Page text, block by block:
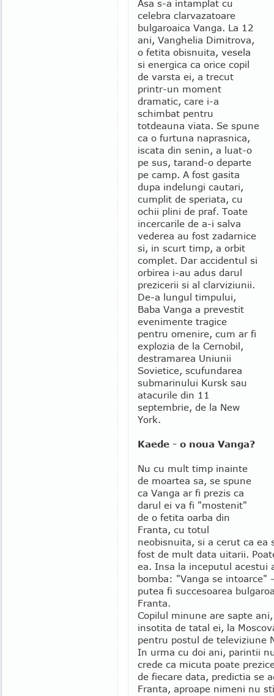
Asa s-a intamplat cu
celebra clarvazatoare
bulgaroaica Vanga. La 12
ani, Vanghelia Dimitrova,
o fetita obisnuita, vesela
si energica ca orice copil
de varsta ei, a trecut
printr-un moment
dramatic, care i-a
schimbat pentru
totdeauna viata. Se spune
ca o furtuna naprasnica,
iscata din senin, a luat-o
pe sus, tarand-o departe
pe camp. A fost gasita
dupa indelungi cautari,
cumplit de speriata, cu
ochii plini de praf. Toate
incercarile de a-i salva
vederea au fost zadarnice
si, in scurt timp, a orbit
complet. Dar accidentul si
orbirea i-au adus darul
prezicerii si al clarviziunii.
De-a lungul timpului,
Baba Vanga a prevestit
evenimente tragice
pentru omenire, cum ar fi
explozia de la Cernobil,
destramarea Uniunii
Sovietice, scufundarea
submarinului Kursk sau
atacurile din 11
septembrie, de la New
York.
Kaede - o noua Vanga?
Nu cu mult timp inainte
de moartea sa, se spune
ca Vanga ar fi prezis ca
darul ei va fi "mostenit"
de o fetita oarba din
Franta, cu totul
neobisnuita, si a cerut ca ea
fost de mult data uitarii.
ea. Insa la inceputul acestui
bomba: "Vanga se intoarce"
putea fi succesoarea
Franta.
Copilul minune are sapte
insotita de tatal ei, la
pentru postul de televiziune
In urma cu doi ani, parintii
crede ca micuta poate
de fiecare data, predictia se
Franta, aproape nimeni nu